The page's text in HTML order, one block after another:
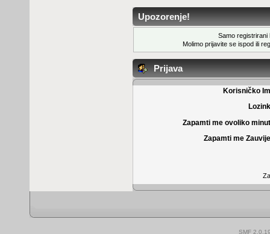
Upozorenje!
Samo registrirani
Molimo prijavite se ispod ili
Prijava
Korisničko
Zapamti me ovoliko
Zapamti me
SMF